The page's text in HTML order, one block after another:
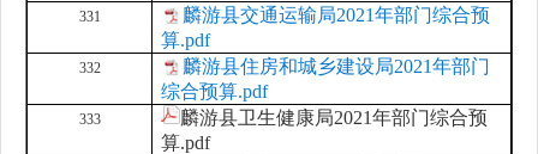
331
麟游县交通运输局2021年部门综合预
算.pdf
332
麟游县住房和城乡建设局2021年部门
综合预算.pdf
333
麟游县卫生健康局2021年部门综合预
算.pdf